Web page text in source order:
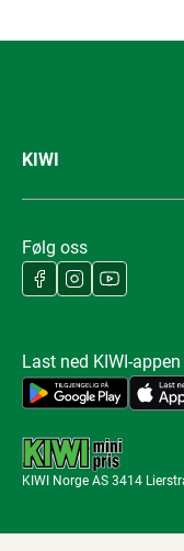
KIWI
Følg oss
Last ned KIWI-appen
KIWI Norge AS 3414